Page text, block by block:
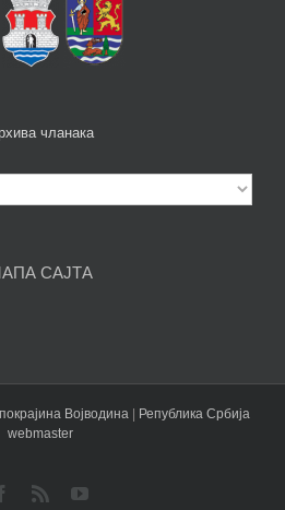
чланака
САЈТА
Војводина | Република Србија
webmaster
Facebook
Rss YouTube